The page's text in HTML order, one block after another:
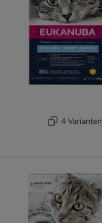
4 Varianten